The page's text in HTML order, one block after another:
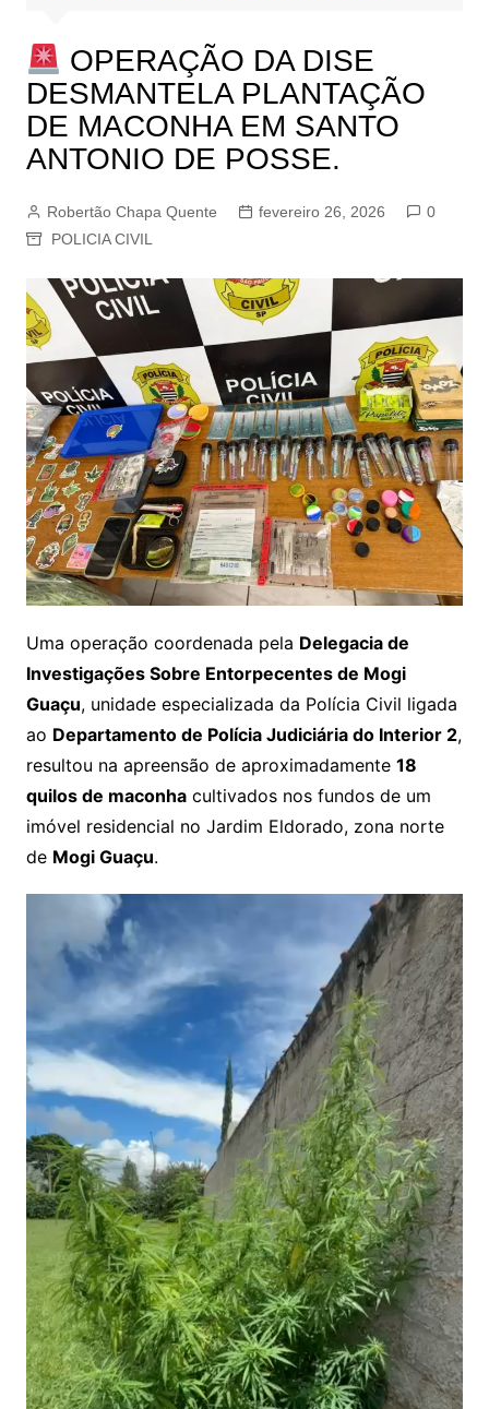
OPERAÇÃO DA DISE
DESMANTELA PLANTAÇÃO
DE MACONHA EM SANTO
ANTONIO DE POSSE.
Robertão Chapa Quente fevereiro 26, 2026
0
POLICIA CIVIL
Uma operação coordenada pela Delegacia de
Investigações Sobre Entorpecentes de Mogi
Guaçu, unidade especializada da Polícia Civil ligada
ao Departamento de Polícia Judiciária do Interior 2,
resultou na apreensão de aproximadamente 18
quilos de maconhacultivados nos fundos de um
imóvel residencial no Jardim Eldorado, zona norte
de Mogi Guaçu.